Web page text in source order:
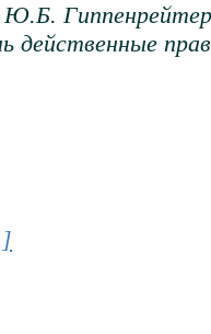
Ю.Б.
действенные